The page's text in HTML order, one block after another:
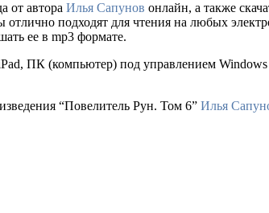
от автора Илья Сапунов онлайн, а также
отлично подходят для чтения на любых
ее в mp3 формате.
ПК (компьютер) под управлением
“Повелитель Рун. Том 6” Илья